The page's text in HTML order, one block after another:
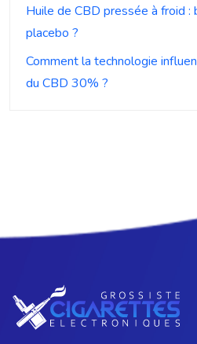
Huile de CBD pressée à froid
placebo ?
Comment la technologie
du CBD 30% ?